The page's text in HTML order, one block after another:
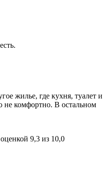
жилье, где кухня, туалет и
не комфортно. В остальном
9,3 из 10,0